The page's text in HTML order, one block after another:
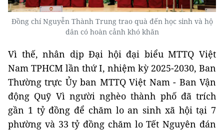
Đồng chí Nguyễn Thành Trung trao quà đến học sinh và hộ
dân có hoàn cảnh khó khăn
Vì thế, nhân dịp Đại hội đại biểu MTTQ Việt
Nam TPHCM lần thứ I, nhiệm kỳ 2025-2030, Ban
Thường trực Ủy ban MTTQ Việt Nam - Ban Vận
động Quỹ Vì người nghèo thành phố đã trích
gần 1 tỷ đồng để chăm lo an sinh xã hội tại 7
phường và 33 tỷ đồng chăm lo Tết Nguyên đán